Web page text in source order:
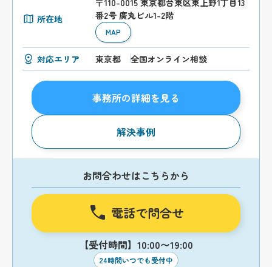
所在地
番2号 廣丸ビル1-2階
MAP
対応エリア 東京都 全国オンライン相談
事務所の詳細を見る
解決事例
お問合わせはこちらから
電話で問合せ
【受付時間】10:00〜19:00
24時間いつでも受付中